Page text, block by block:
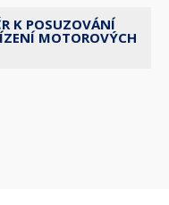
K POSUZOVÁNÍ
MOTOROVÝCH